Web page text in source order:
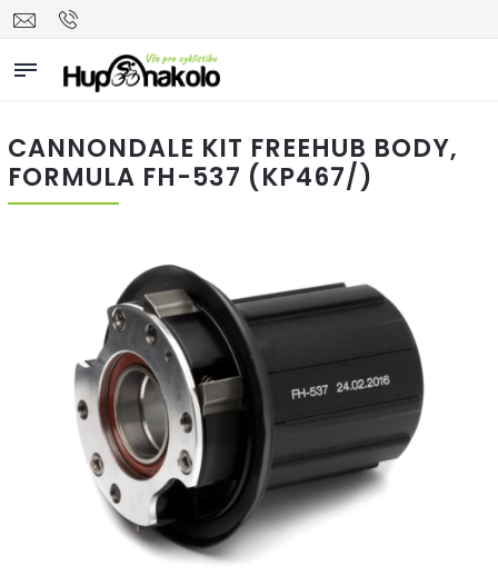
CANNONDALE KIT FREEHUB BODY,
FORMULA FH-537 (KP467/)